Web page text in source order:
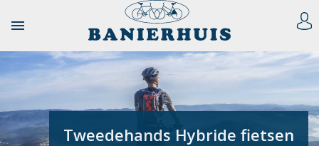

Tweedehands Hybride fietsen